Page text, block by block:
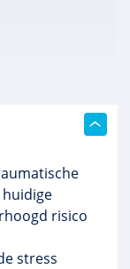
risico
stress